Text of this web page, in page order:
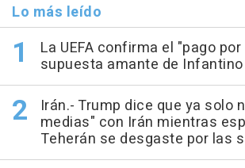
Lo más leído
La UEFA confirma el "pago
supuesta amante de Infantino
Irán.- Trump dice que ya solo
medias" con Irán mientras
Teherán se desgaste por las